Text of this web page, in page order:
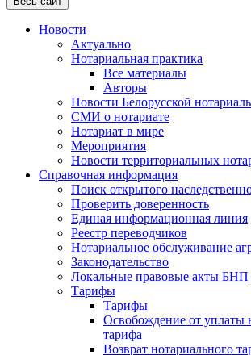
Новости
Актуально
Нотариальная практика
Все материалы
Авторы
Новости Белорусской
СМИ о нотариате
Нотариат в мире
Мероприятия
Новости территориальных
Справочная информация
Поиск открытого
Проверить доверенность
Единая информационная линия
Реестр переводчиков
Нотариальное обслуживание
Законодательство
Локальные правовые акты БНП
Тарифы
Тарифы
Освобождение от уплаты
тарифа
Возврат нотариального